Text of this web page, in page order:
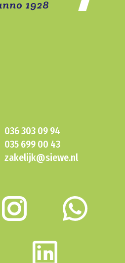
036 303 09 94
035 699 00 43
zakelijk@siewe.nl